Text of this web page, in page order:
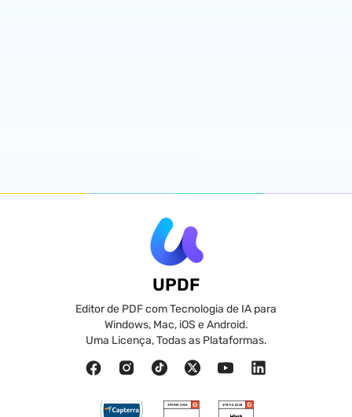
UPDF
Editor de PDF com Tecnologia de IA para
Windows, Mac, iOS e Android.
Uma Licença, Todas as Plataformas.